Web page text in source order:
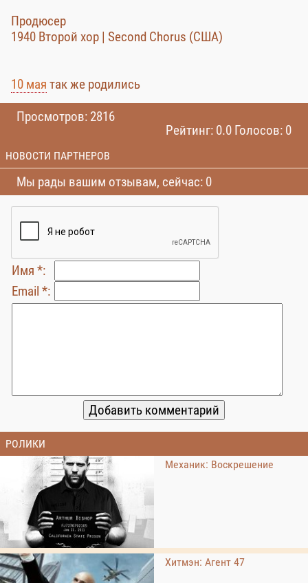
Продюсер
1940 Второй хор | Second Chorus (США)
10 мая так же родились
Просмотров: 2816
Рейтинг: 0.0 Голосов: 0
НОВОСТИ ПАРТНЕРОВ
Мы рады вашим отзывам, сейчас: 0
Имя *:
Email *:
РОЛИКИ
Механик: Воскрешение
Хитмэн: Агент 47